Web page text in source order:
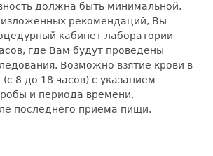
должна быть минимальной.
рекомендаций, Вы
кабинет лаборатории
где Вам будут проведены
Возможно взятие крови в
8 до 18 часов) с указанием
и периода времени,
последнего приема пищи.